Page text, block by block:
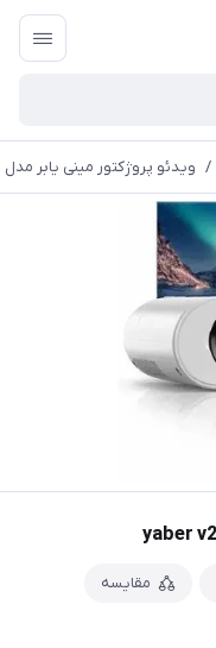
/ ویدئو پروژکتور مینی یابر مدل yaber v2 HDMI
مقایسه